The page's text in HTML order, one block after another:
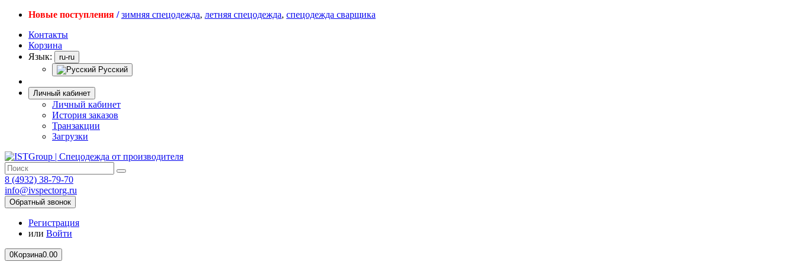
Новые поступления / зимняя спецодежда, летняя спецодежда, спецодежда сварщика
Контакты
Корзина
Язык:
ru-ru
Русский
Личный кабинет
Личный кабинет
История заказов
Транзакции
Загрузки
8 (4932) 38-79-70
info@ivspectorg.ru
Обратный звонок
Регистрация
или Войти
0Корзина0.00